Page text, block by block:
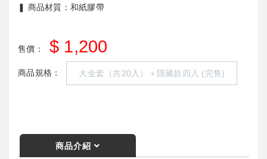
❚ 商品材質：和紙膠帶
售價： $ 1,200
商品規格： 大全套（共20入）＋隱藏款四入 (完售)
商品介紹